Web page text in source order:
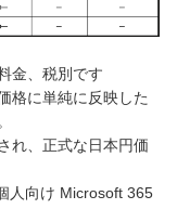
金、税別です
格に単純に反映した
れ、正式な日本円価
人向け Microsoft 365